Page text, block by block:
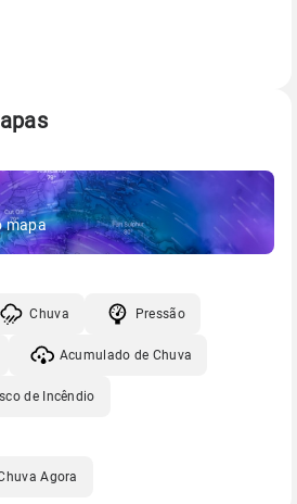
mapa
Chuva Pressão
Acumulado de Chuva
de Incêndio
Agora